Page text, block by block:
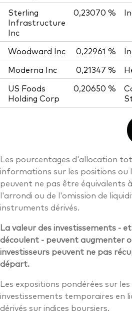
Sterling
Infrastructure
Inc
0,23070 %
Woodward Inc 0,22961 %
Moderna Inc
0,21347 %
US Foods
Holding Corp
0,20650 %
Les pourcentages d'allocation
informations sur les positions ou
peuvent ne pas être équivalents
l'arrondi ou de l'omission de
instruments dérivés.
La valeur des investissements -
découlent - peuvent augmenter
investisseurs peuvent ne pas
départ.
Les expositions pondérées sur
investissements temporaires en
dérivés sur indices boursiers.